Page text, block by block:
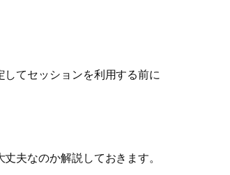
てセッションを利用する前に
夫なのか解説しておきます。